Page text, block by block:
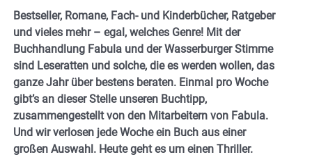
Bestseller, Romane, Fach- und Kinderbücher, Ratgeber
und vieles mehr – egal, welches Genre! Mit der
Buchhandlung Fabula und der Wasserburger Stimme
sind Leseratten und solche, die es werden wollen, das
ganze Jahr über bestens beraten. Einmal pro Woche
gibt’s an dieser Stelle unseren Buchtipp,
zusammengestellt von den Mitarbeitern von Fabula.
Und wir verlosen jede Woche ein Buch aus einer
großen Auswahl. Heute geht es um einen Thriller.